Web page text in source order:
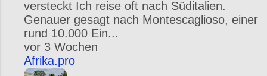
versteckt Ich reise oft nach Süditalien.
Genauer gesagt nach Montescaglioso, einer
rund 10.000 Ein...
vor 3 Wochen
Afrika.pro